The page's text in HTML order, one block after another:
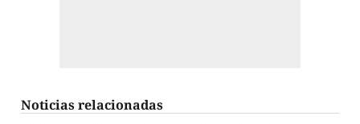
Noticias relacionadas